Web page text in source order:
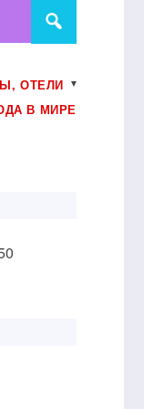
ОТЕЛИ
В МИРЕ